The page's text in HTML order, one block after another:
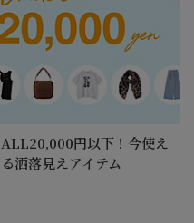
ALL20,000円以下！今使え
る洒落見えアイテム